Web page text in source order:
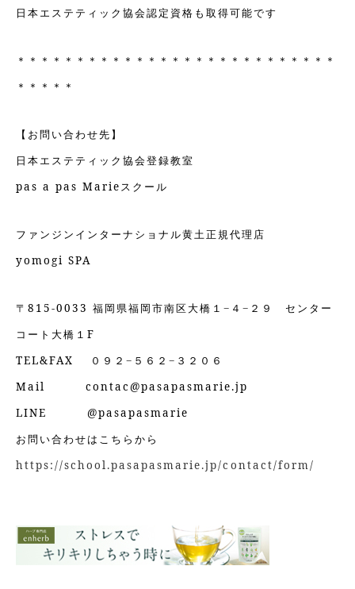
日本エステティック協会認定資格も取得可能です
＊＊＊＊＊＊＊＊＊＊＊＊＊＊＊＊＊＊＊＊＊＊＊＊＊＊＊
＊＊＊＊＊
【お問い合わせ先】
日本エステティック協会登録教室
pas a pas Marieスクール
ファンジンインターナショナル黄土正規代理店
yomogi SPA
〒815-0033 福岡県福岡市南区大橋１−４−２９ センター
コート大橋１F
TEL&FAX ０９２−５６２−３２０６
Mail contac@pasapasmarie.jp
LINE @pasapasmarie
お問い合わせはこちらから
https://school.pasapasmarie.jp/contact/form/